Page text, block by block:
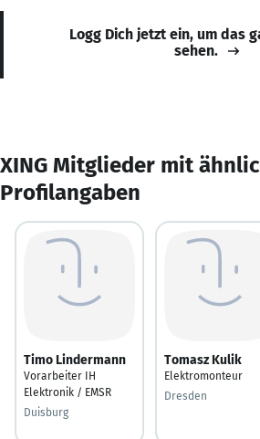
Logg Dich jetzt ein, um das
sehen.
XING Mitglieder mit
Profilangaben
Timo Lindermann
Vorarbeiter IH
Elektronik / EMSR
Duisburg
Tomasz Kulik
Elektromonteur
Dresden